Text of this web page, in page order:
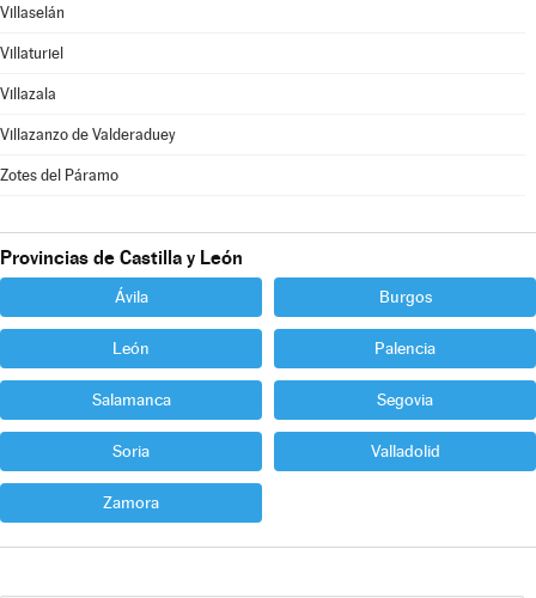
Villaselán
Villaturiel
Villazala
Villazanzo de Valderaduey
Zotes del Páramo
Provincias de Castilla y León
Ávila Burgos
León Palencia
Salamanca Segovia
Soria Valladolid
Zamora